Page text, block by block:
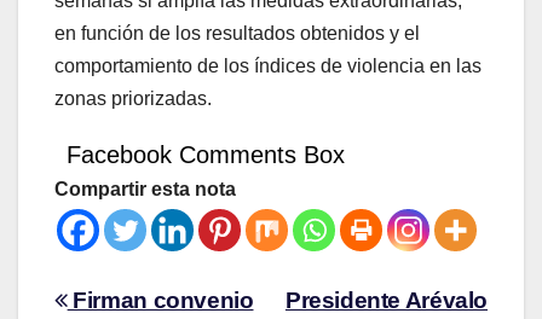
en función de los resultados obtenidos y el
comportamiento de los índices de violencia en las
zonas priorizadas.
Facebook Comments Box
Compartir esta nota
Presidente Arévalo
Firman convenio